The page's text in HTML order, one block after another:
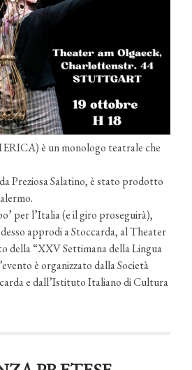
è un monologo teatrale che
Preziosa Salatino, è stato prodotto
per l’Italia (e il giro proseguirà),
approdi a Stoccarda, al Theater
della “XXV Settimana della Lingua
è organizzato dalla Società
e dall’Istituto Italiano di Cultura